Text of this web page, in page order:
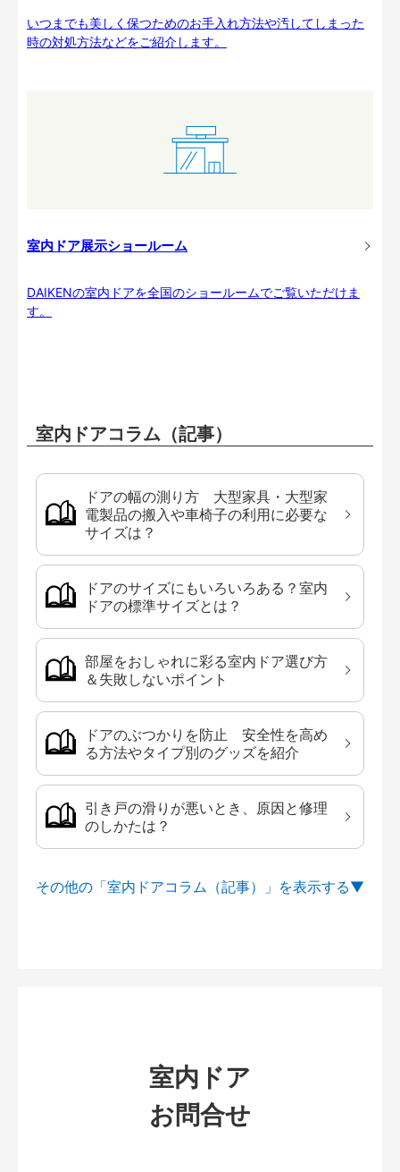
いつまでも美しく保つためのお手入れ方法や汚してしまった
時の対処方法などをご紹介します。
室内ドア展示ショールーム
DAIKENの室内ドアを全国のショールームでご覧いただけま
す。
室内ドアコラム（記事）
ドアの幅の測り方 大型家具・大型家
電製品の搬入や車椅子の利用に必要な
サイズは？
ドアのサイズにもいろいろある？室内
ドアの標準サイズとは？
部屋をおしゃれに彩る室内ドア選び方
＆失敗しないポイント
ドアのぶつかりを防止 安全性を高め
る方法やタイプ別のグッズを紹介
引き戸の滑りが悪いとき、原因と修理
のしかたは？
その他の「室内ドアコラム（記事）」を
室内ドア
お問合せ